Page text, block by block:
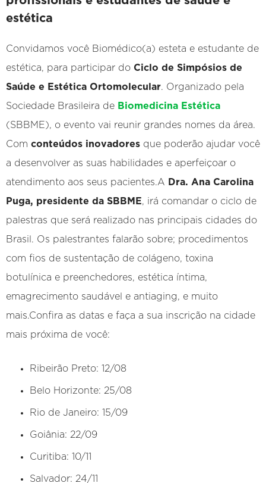
estética
Convidamos você Biomédico(a) esteta e estudante de
estética, para participar do Ciclo de Simpósios de
Saúde e Estética Ortomolecular. Organizado pela
Sociedade Brasileira de Biomedicina Estética
(SBBME), o evento vai reunir grandes nomes da área.
Com conteúdos inovadores que poderão ajudar você
a desenvolver as suas habilidades e aperfeiçoar o
atendimento aos seus pacientes.A Dra. Ana Carolina
Puga, presidente da SBBME, irá comandar o ciclo de
palestras que será realizado nas principais cidades do
Brasil. Os palestrantes falarão sobre; procedimentos
com fios de sustentação de colágeno, toxina
botulínica e preenchedores, estética íntima,
emagrecimento saudável e antiaging, e muito
mais.Confira as datas e faça a sua inscrição na cidade
mais próxima de você:
Ribeirão Preto: 12/08
Belo Horizonte: 25/08
Rio de Janeiro: 15/09
Goiânia: 22/09
Curitiba: 10/11
Salvador: 24/11